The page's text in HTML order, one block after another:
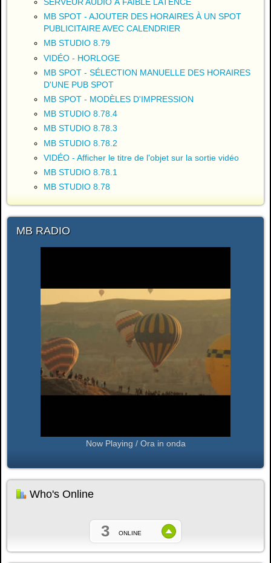
MB SPOT - AJOUTER DES HORAIRES À UN SPOT
PUBLICITAIRE AVEC CALENDRIER
MB STUDIO 8.79
VIDÉO - HORLOGE
MB SPOT - SÉLECTION MANUELLE DES HORAIRES
D'UNE PUB SPOT
MB SPOT - MODÈLES D'IMPRESSION
MB STUDIO 8.78.4
MB STUDIO 8.78.3
MB STUDIO 8.78.2
VIDÉO - Afficher le titre de l'objet sur la sortie vidéo
MB STUDIO 8.78.1
MB STUDIO 8.78
MB RADIO
Now Playing / Ora in onda
Who's Online
3 ONLINE